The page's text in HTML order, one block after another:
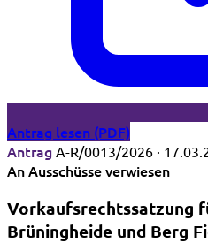
Antrag lesen (PDF)
Antrag A-R/0013/2026 ·
An Ausschüsse verwiesen
Vorkaufsrechtssatzung
Brüningheide und Berg